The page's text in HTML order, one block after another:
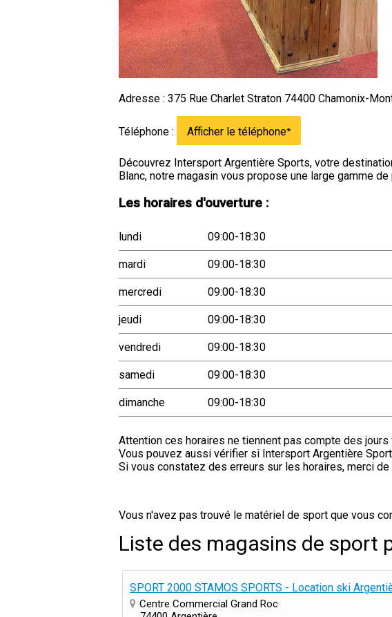
Adresse : 375 Rue Charlet Straton 74400 Chamonix-
Téléphone : Afficher le téléphone*
Découvrez Intersport Argentière Sports, votre
Blanc, notre magasin vous propose une large gamme
Les horaires d'ouverture :
lundi 09:00-18:30
mardi 09:00-18:30
mercredi 09:00-18:30
jeudi 09:00-18:30
vendredi 09:00-18:30
samedi 09:00-18:30
dimanche 09:00-18:30
Attention ces horaires ne tiennent pas compte des
Vous pouvez aussi vérifier si Intersport Argentière
Si vous constatez des erreurs sur les horaires, merci de
Vous n'avez pas trouvé le matériel de sport que vous
Liste des magasins de sport
SPORT 2000 STAMOS SPORTS - Location ski
Centre Commercial Grand Roc